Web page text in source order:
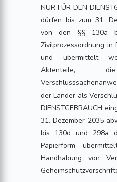
NUR FÜR DEN
dürfen bis zum 31.
von den §§ 130a
Zivilprozessordnung
und übermittelt
Aktenteile,
der Länder als
DIENSTGEBRAUCH
31. Dezember 2035
bis 130d und 298a
Papierform
Handhabung von